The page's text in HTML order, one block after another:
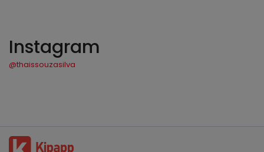
Instagram
@thaissouzasilva